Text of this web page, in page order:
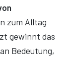
zum Alltag
gewinnt das
an Bedeutung,